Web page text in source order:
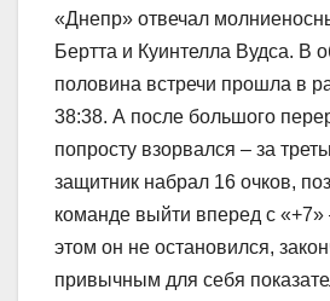
«Днепр» отвечал
Бертта и Куинтелла Вудса. В
половина встречи прошла в
38:38. А после большого
попросту взорвался – за
защитник набрал 16 очков,
команде выйти вперед с
этом он не остановился,
привычным для себя